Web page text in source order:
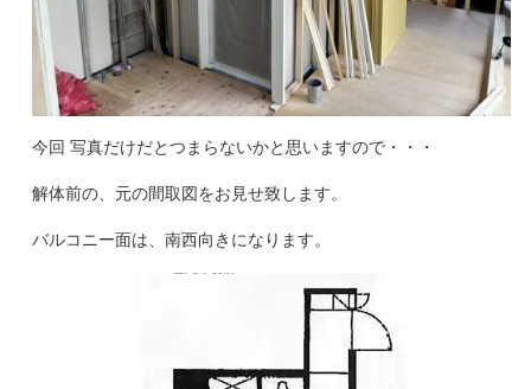
今回 写真だけだとつまらないかと思いますので・・・
解体前の、元の間取図をお見せ致します。
バルコニー面は、南西向きになります。